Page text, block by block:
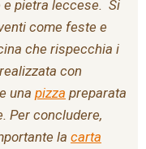
e pietra leccese. Si
come feste e
che rispecchia i
con
una pizza preparata
Per concludere,
la carta